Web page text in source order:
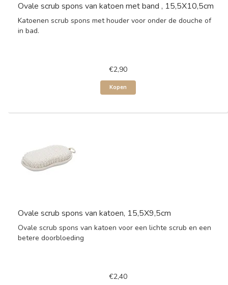
Ovale scrub spons van katoen met band , 15,5X10,5cm
Katoenen scrub spons met houder voor onder de douche of
in bad.
€2,90
Kopen
Ovale scrub spons van katoen, 15,5X9,5cm
Ovale scrub spons van katoen voor een lichte scrub en een
betere doorbloeding
€2,40